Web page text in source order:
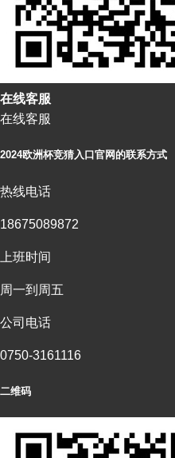
在线客服
在线客服
2024欧洲杯竞猜入口官网的联系方式
热线电话
18675089872
上班时间
周一到周五
公司电话
0750-3161116
二维码